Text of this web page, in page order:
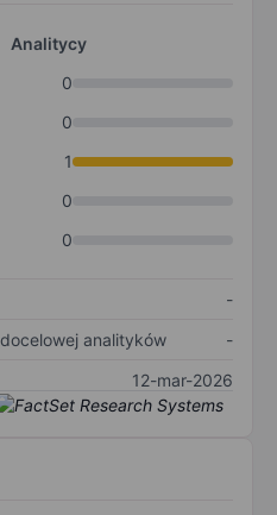
Analitycy
0
0
1
0
0
-
analityków
-
12-mar-2026